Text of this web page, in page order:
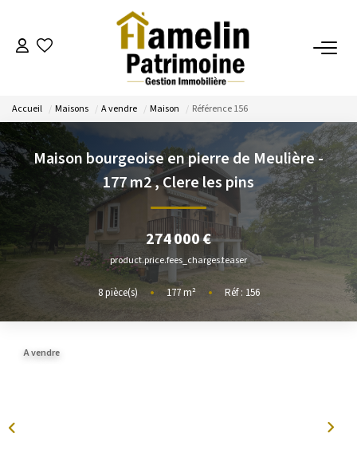
NOTRE AGENCE
Présentation
Nos Services
Nos Actualités
ESTIMATION
Evaluation
A VENDRE/A LOUER
Accueil Maisons A vendre Maison Référence 156
Maison bourgeoise en pierre de Meulière -
177 m2,Clere les pins
274 000 €
product.price.fees_charges.teaser
8pièce(s) • 177m² • Réf : 156
A vendre